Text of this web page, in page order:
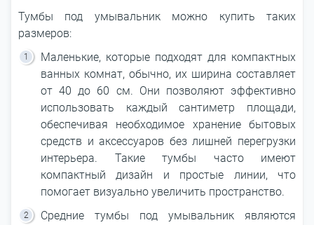
Тумбы под умывальник можно купить таких
размеров:
Маленькие, которые подходят для компактных
ванных комнат, обычно, их ширина составляет
от 40 до 60 см. Они позволяют эффективно
использовать каждый сантиметр площади,
обеспечивая необходимое хранение бытовых
средств и аксессуаров без лишней перегрузки
интерьера. Такие тумбы часто имеют
компактный дизайн и простые линии, что
помогает визуально увеличить пространство.
Средние тумбы под умывальник являются